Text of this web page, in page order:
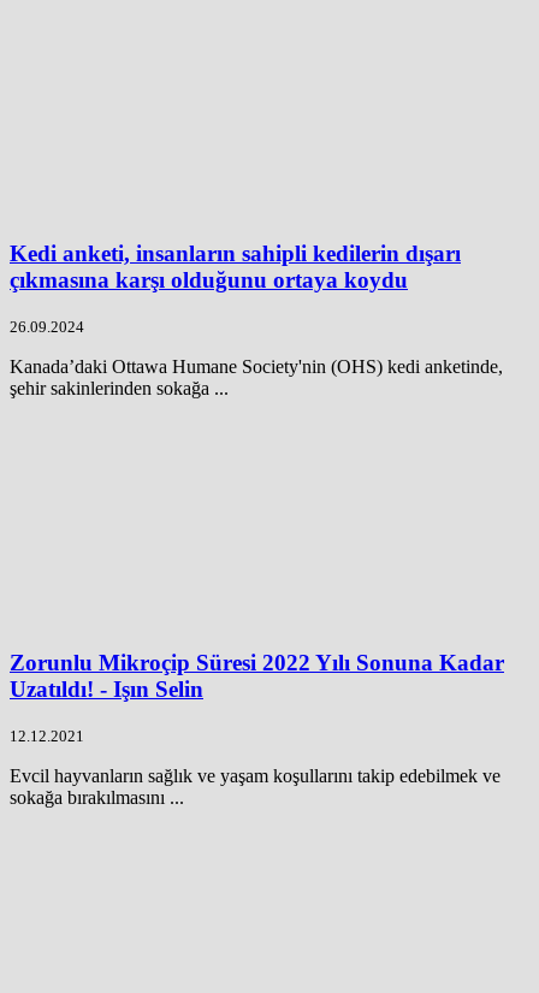
Kedi anketi, insanların sahipli kedilerin dışarı
çıkmasına karşı olduğunu ortaya koydu
26.09.2024
Kanada’daki Ottawa Humane Society'nin (OHS) kedi anketinde,
şehir sakinlerinden sokağa ...
Zorunlu Mikroçip Süresi 2022 Yılı Sonuna Kadar
Uzatıldı! - Işın Selin
12.12.2021
Evcil hayvanların sağlık ve yaşam koşullarını takip edebilmek ve
sokağa bırakılmasını ...